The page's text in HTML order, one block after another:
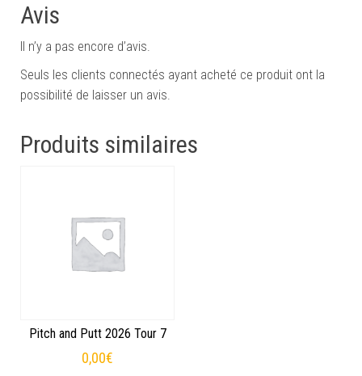
Avis
Il n’y a pas encore d’avis.
Seuls les clients connectés ayant acheté ce produit ont la
possibilité de laisser un avis.
Produits similaires
Pitch and Putt 2026 Tour 7
0,00€